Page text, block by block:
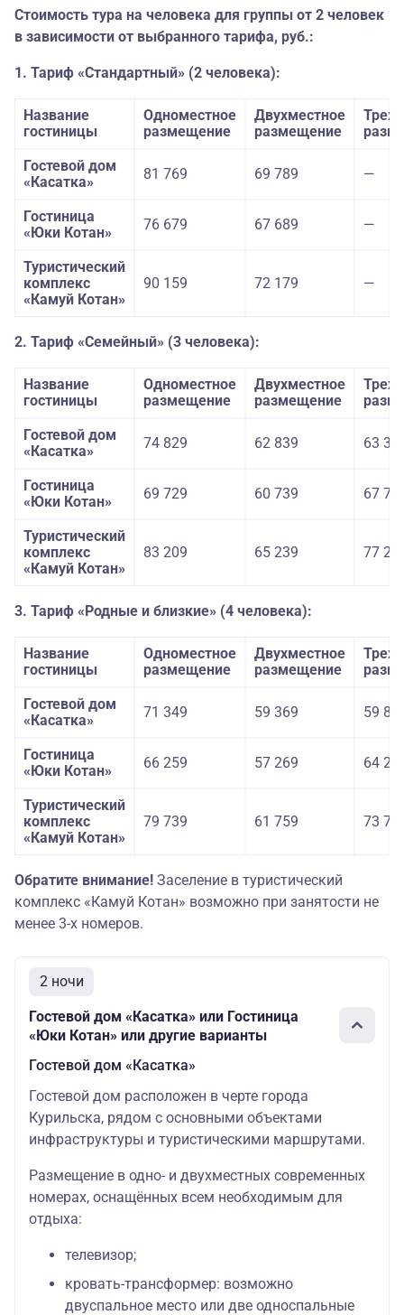
Стоимость тура на человека для группы от 2 человек
в зависимости от выбранного тарифа, руб.:
1. Тариф «Стандартный» (2 человека):
Название
гостиницы
Одноместное
размещение
Двухместное
размещение
Гостевой дом
«Касатка»
81 769 69 789 —
Гостиница
«Юки Котан»
76 679 67 689 —
Туристический
комплекс
«Камуй Котан»
90 159 72 179 —
2. Тариф «Семейный» (3 человека):
Название
гостиницы
Одноместное
размещение
Двухместное
размещение
Гостевой дом
«Касатка»
74 829 62 839 63
Гостиница
«Юки Котан»
69 729 60 739 67
Туристический
комплекс
«Камуй Котан»
83 209 65 239 77
3. Тариф «Родные и близкие» (4 человека):
Название
гостиницы
Одноместное
размещение
Двухместное
размещение
Гостевой дом
«Касатка»
71 349 59 369 59
Гостиница
«Юки Котан»
66 259 57 269 64
Туристический
комплекс
«Камуй Котан»
79 739 61 759 73
Обратите внимание! Заселение в туристический
комплекс «Камуй Котан» возможно при занятости не
менее 3-х номеров.
2 ночи
Гостевой дом «Касатка» или Гостиница
«Юки Котан» или другие варианты
Гостевой дом «Касатка»
Гостевой дом расположен в черте города
Курильска, рядом с основными объектами
инфраструктуры и туристическими маршрутами.
Размещение в одно- и двухместных современных
номерах, оснащённых всем необходимым для
отдыха:
телевизор;
кровать-трансформер: возможно
двуспальное место или две односпальные